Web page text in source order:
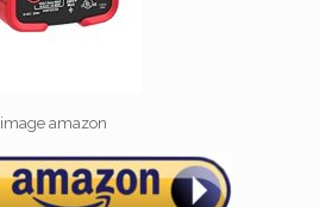
image amazon